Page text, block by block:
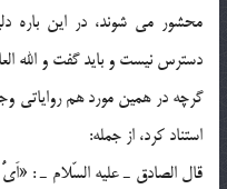
محشور مي شوند، در اين باره
دسترس نيست و بايد گفت و الله
گرچه در همين مورد هم رواياتي
استناد كرد، از جمله:
قال الصادق ـ عليه السّلام ـ :